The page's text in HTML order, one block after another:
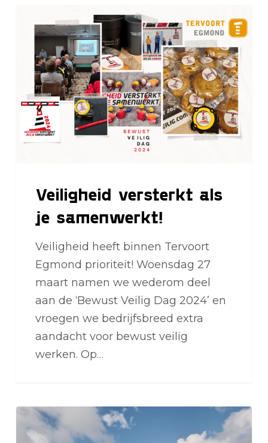
versterkt
samenwerkt!
Veiligheid versterkt als
je samenwerkt!
Veiligheid heeft binnen Tervoort
Egmond prioriteit! Woensdag 27
maart namen we wederom deel
aan de ‘Bewust Veilig Dag 2024’ en
vroegen we bedrijfsbreed extra
aandacht voor bewust veilig
werken. Op…
Opdracht
90